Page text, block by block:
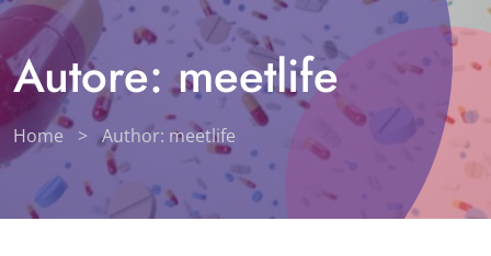
Autore: meetlife
Home > Author: meetlife